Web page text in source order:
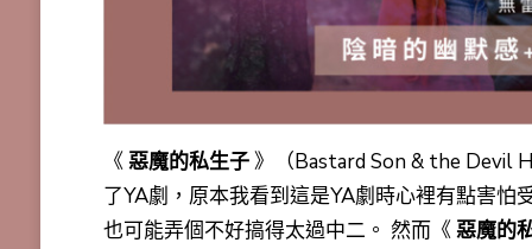
《惡魔的私生子》（Bastard Son & the Devil
了YA劇，原本我看到這是YA劇時心裡有點害
也可能弄個不好搞得太過中二。 然而《惡魔的